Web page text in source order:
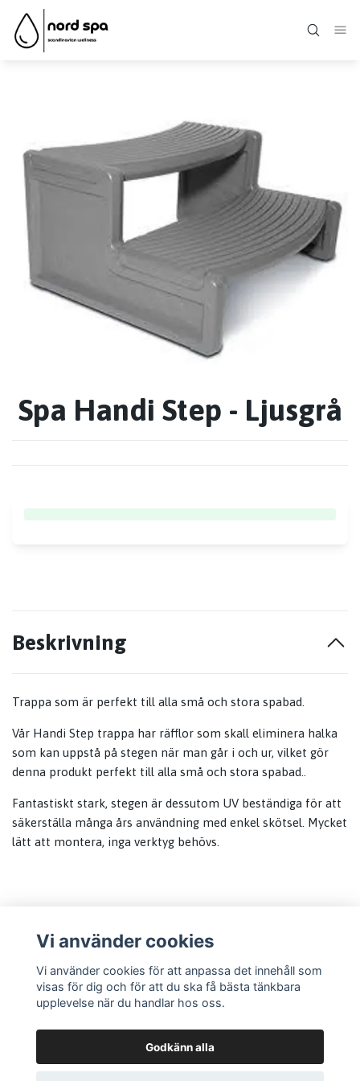
Spa Handi Step - Ljusgrå
Beskrivning
Trappa som är perfekt till alla små och stora spabad.
Vår Handi Step trappa har räfflor som skall eliminera halka
som kan uppstå på stegen när man går i och ur, vilket gör
denna produkt perfekt till alla små och stora spabad..
Fantastiskt stark, stegen är dessutom UV beständiga för att
säkerställa många års användning med enkel skötsel. Mycket
lätt att montera, inga verktyg behövs.
Läs mer
Information
Vi använder cookies
Vi använder cookies för att anpassa det innehåll som
visas för dig och för att du ska få bästa tänkbara
upplevelse när du handlar hos oss.
Godkänn alla